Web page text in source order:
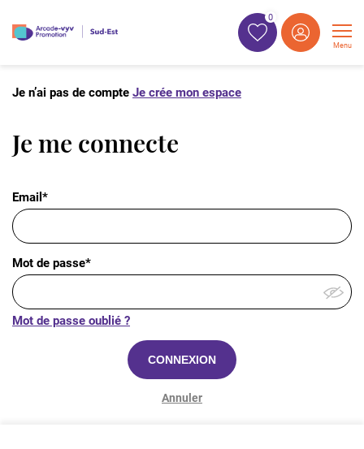
0
Menu
Je n’ai pas de compte Je crée mon espace
Je me connecte
Email*
Mot de passe*
Mot de passe oublié ?
CONNEXION
Annuler